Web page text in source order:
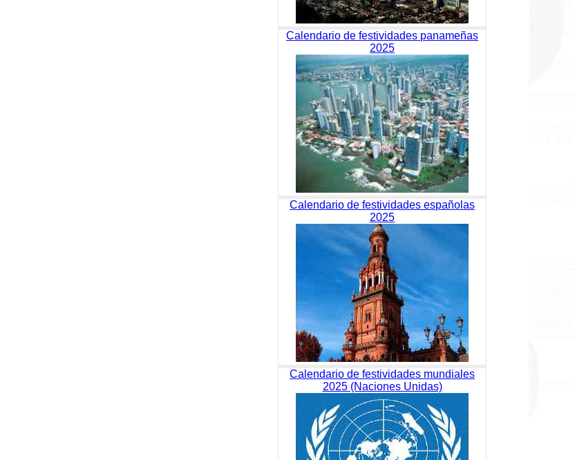
Calendario de festividades panameñas
2025
Calendario de festividades españolas
2025
Calendario de festividades mundiales
2025 (Naciones Unidas)